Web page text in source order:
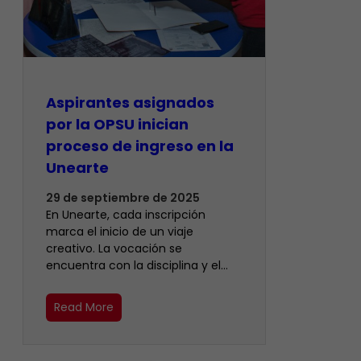
Aspirantes asignados
por la OPSU inician
proceso de ingreso en la
Unearte
29 de septiembre de 2025
En Unearte, cada inscripción
marca el inicio de un viaje
creativo. La vocación se
encuentra con la disciplina y el…
Read More